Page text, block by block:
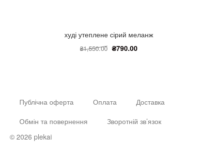
худі утеплене сірий меланж
₴1,550.00 ₴790.00
Публічна оферта Оплата
Доставка
Обмін та повернення
Зворотній зв’язок
© 2026 plekai